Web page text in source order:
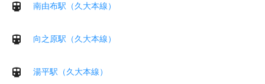
南由布駅（久大本線）
向之原駅（久大本線）
湯平駅（久大本線）